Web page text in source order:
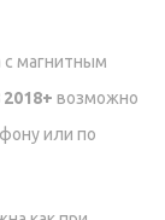
с магнитным
возможно
или по